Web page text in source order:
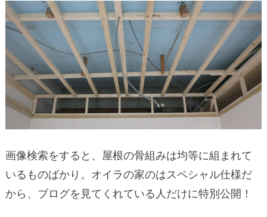
画像検索をすると、屋根の骨組みは均等に組まれて
いるものばかり。オイラの家のはスペシャル仕様だ
から、ブログを見てくれている人だけに特別公開！